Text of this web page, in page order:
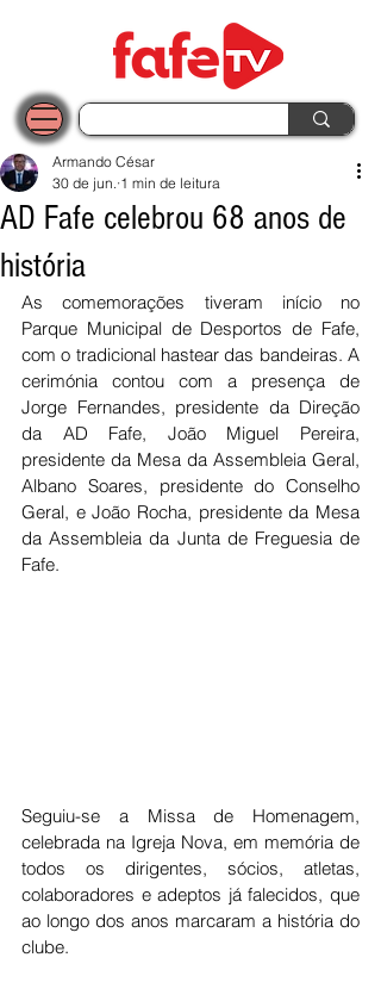
AD Fafe celebrou 68 anos de
história
Armando César
30 de jun. 1 min de leitura
As comemorações tiveram início no
Parque Municipal de Desportos de Fafe,
com o tradicional hastear das bandeiras. A
cerimónia contou com a presença de
Jorge Fernandes, presidente da Direção
da AD Fafe, João Miguel Pereira,
presidente da Mesa da Assembleia Geral,
Albano Soares, presidente do Conselho
Geral, e João Rocha, presidente da Mesa
da Assembleia da Junta de Freguesia de
Fafe.
Seguiu-se a Missa de Homenagem,
celebrada na Igreja Nova, em memória de
todos os dirigentes, sócios, atletas,
colaboradores e adeptos já falecidos, que
ao longo dos anos marcaram a história do
clube.